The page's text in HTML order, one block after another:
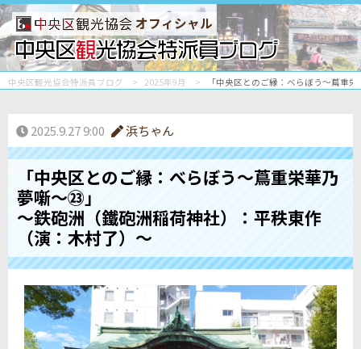
オフィシャル
中央区観光協会特派員ブログ 2025年9月 「中央区とのご縁：べらぼう〜蔦重
2025.9.27 9:00 浜ちゃん
「中央区とのご縁：べらぼう〜蔦重栄華乃
夢噺〜㉓」
～鉄砲洲（鐵砲洲稲荷神社）：平秩東作
（演：木村了）～